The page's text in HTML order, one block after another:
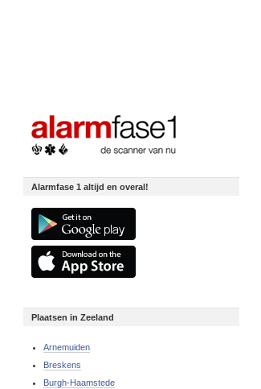
Alarmfase 1 altijd en overal!
Plaatsen in Zeeland
Arnemuiden
Breskens
Burgh-Haamstede